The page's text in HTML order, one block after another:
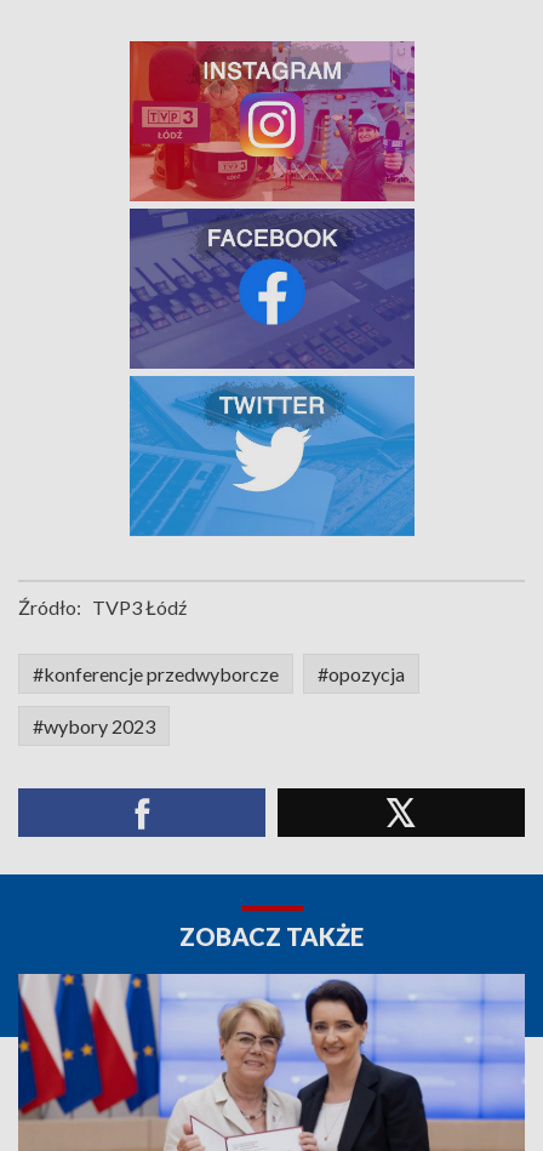
Źródło: TVP3 Łódź
#konferencje przedwyborcze #opozycja
#wybory 2023
ZOBACZ TAKŻE